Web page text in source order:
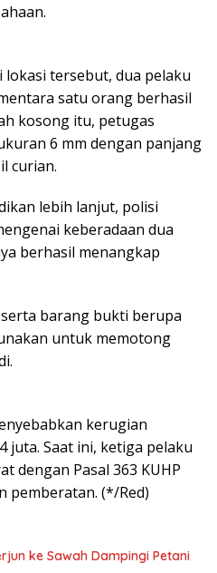
tersebut, dua pelaku
satu orang berhasil
kosong itu, petugas
6 mm dengan panjang
curian.
lebih lanjut, polisi
keberadaan dua
berhasil menangkap
barang bukti berupa
untuk memotong
kerugian
juta. Saat ini, ketiga pelaku
dengan Pasal 363 KUHP
pemberatan. (*/Red)
ke Sawah Dampingi Petani